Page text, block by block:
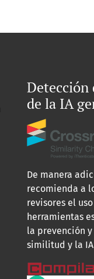
Detección
de la IA
De manera
recomienda a
revisores el
herramientas
la prevención
similitud y la